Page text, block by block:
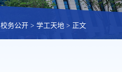
校务公开 > 学工天地 > 正文